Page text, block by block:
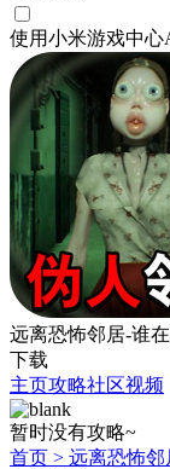
使用小米游戏中心
远离恐怖邻居-谁
下载
主页攻略社区视频
暂时没有攻略~
首页 > 远离恐怖邻